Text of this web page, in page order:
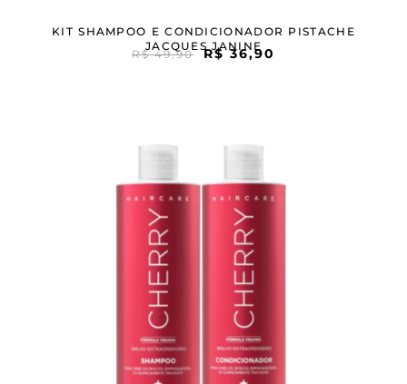
KIT SHAMPOO E CONDICIONADOR PISTACHE
JACQUES JANINE
R$49,90 R$36,90